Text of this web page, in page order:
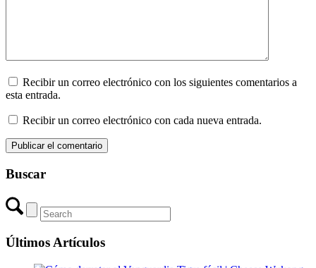
Recibir un correo electrónico con los siguientes comentarios a
esta entrada.
Recibir un correo electrónico con cada nueva entrada.
Buscar
Últimos Artículos